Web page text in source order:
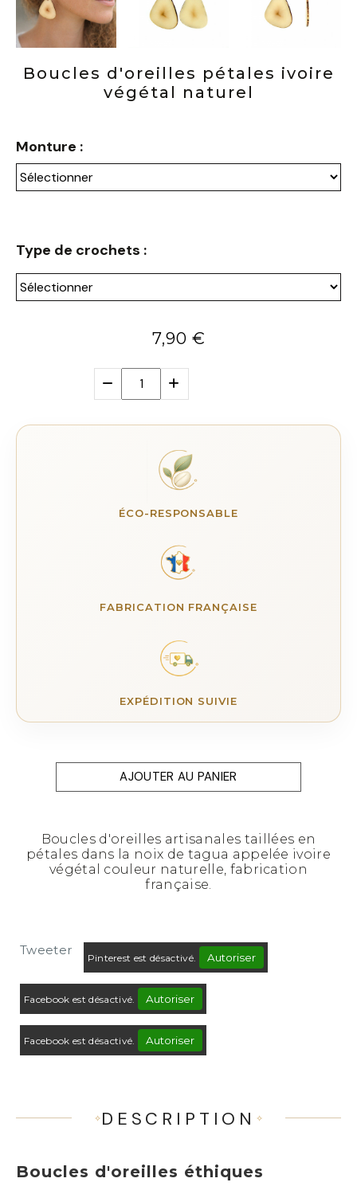
Boucles d'oreilles pétales ivoire
végétal naturel
Monture :
Type de crochets :
7,90 €
ÉCO-RESPONSABLE
FABRICATION FRANÇAISE
EXPÉDITION SUIVIE
AJOUTER AU PANIER
Boucles d'oreilles artisanales taillées en
pétales dans la noix de tagua appelée ivoire
végétal couleur naturelle, fabrication
française.
Tweeter
Pinterest est désactivé. Autoriser
Facebook est désactivé. Autoriser
Facebook est désactivé. Autoriser
DESCRIPTION
Boucles d'oreilles éthiques